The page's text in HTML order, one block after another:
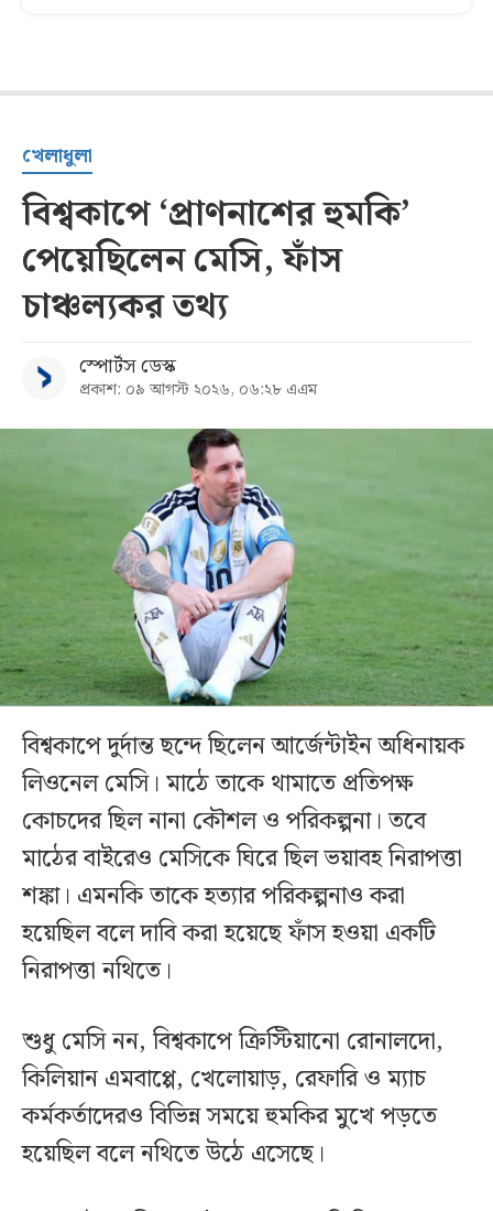
খেলাধুলা
বিশ্বকাপে ‘প্রাণনাশের হুমকি’
পেয়েছিলেন মেসি, ফাঁস
চাঞ্চল্যকর তথ্য
স্পোর্টস ডেস্ক
প্রকাশ: ০৯ আগস্ট ২০২৬, ০৬:২৮ এএম
বিশ্বকাপে দুর্দান্ত ছন্দে ছিলেন আর্জেন্টাইন অধিনায়ক
লিওনেল মেসি। মাঠে তাকে থামাতে প্রতিপক্ষ
কোচদের ছিল নানা কৌশল ও পরিকল্পনা। তবে
মাঠের বাইরেও মেসিকে ঘিরে ছিল ভয়াবহ নিরাপত্তা
শঙ্কা। এমনকি তাকে হত্যার পরিকল্পনাও করা
হয়েছিল বলে দাবি করা হয়েছে ফাঁস হওয়া একটি
নিরাপত্তা নথিতে।
শুধু মেসি নন, বিশ্বকাপে ক্রিস্টিয়ানো রোনালদো,
কিলিয়ান এমবাপ্পে, খেলোয়াড়, রেফারি ও ম্যাচ
কর্মকর্তাদেরও বিভিন্ন সময়ে হুমকির মুখে পড়তে
হয়েছিল বলে নথিতে উঠে এসেছে।